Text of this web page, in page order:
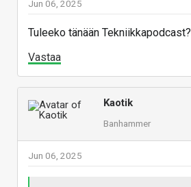
Jun 06, 2025
Tuleeko tänään Tekniikkapodcast?
Vastaa
Kaotik
Banhammer
Jun 06, 2025